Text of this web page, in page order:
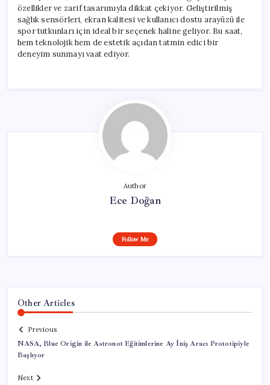
özellikler ve zarif tasarımıyla dikkat çekiyor. Geliştirilmiş
sağlık sensörleri, ekran kalitesi ve kullanıcı dostu arayüzü ile
spor tutkunları için ideal bir seçenek haline geliyor. Bu saat,
hem teknolojik hem de estetik açıdan tatmin edici bir
deneyim sunmayı vaat ediyor.
Author
Ece Doğan
Follow Me
Other Articles
Previous
NASA, Blue Origin ile Astronot Eğitimlerine Ay İniş Aracı Prototipiyle
Başlıyor
Next